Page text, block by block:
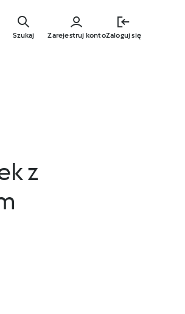
głównej
Zarejestruj kontoZaloguj się
Szukaj
z